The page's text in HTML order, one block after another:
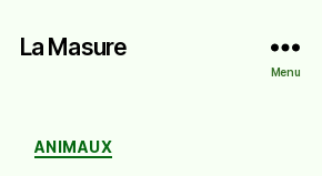
La Masure
Menu
Catégories
ANIMAUX